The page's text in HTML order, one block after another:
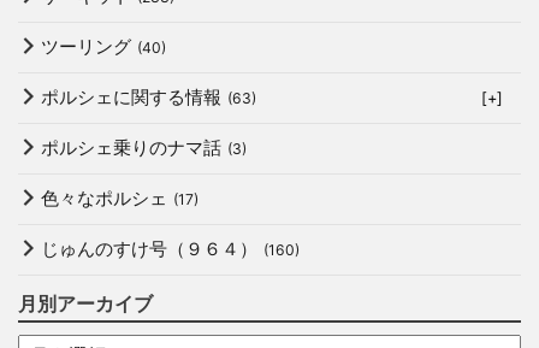
ツーリング (40)
ポルシェに関する情報 (63) [+]
ポルシェ乗りのナマ話 (3)
色々なポルシェ (17)
じゅんのすけ号（９６４） (160)
月別アーカイブ